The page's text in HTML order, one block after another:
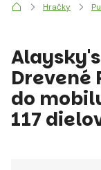
Hračky
Drevené
do
117